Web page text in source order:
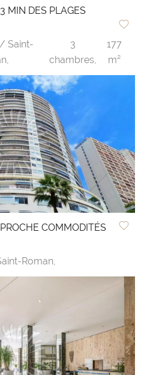
MIN DES PLAGES
Saint-
3
chambres,
177
m²
COMMODITÉS
Roman,